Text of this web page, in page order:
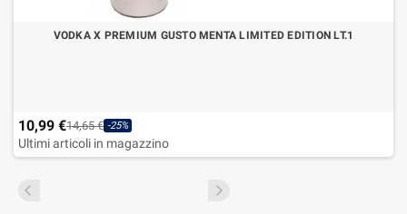
VODKA X PREMIUM GUSTO MENTA LIMITED EDITION LT.1
10,99 €14,65 € -25%
Ultimi articoli in magazzino